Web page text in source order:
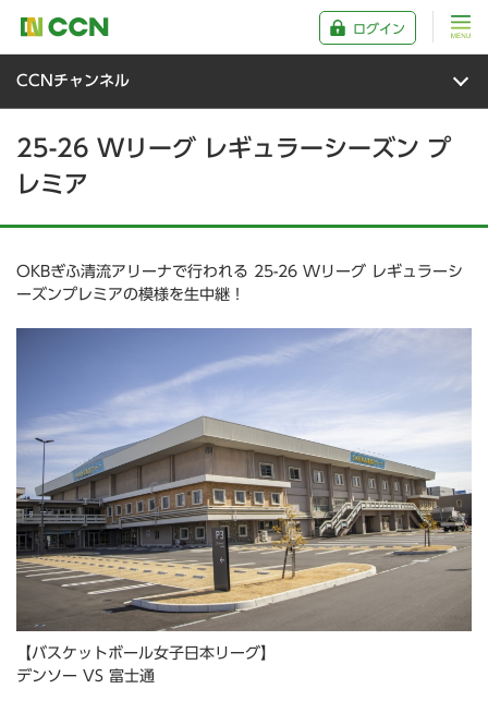
ログイン
CCNチャンネル
25-26 Wリーグ レギュラーシーズン プ
レミア
OKBぎふ清流アリーナで行われる 25-26 Wリーグ レギュラーシ
ーズンプレミアの模様を生中継！
【バスケットボール女子日本リーグ】
デンソー VS 富士通